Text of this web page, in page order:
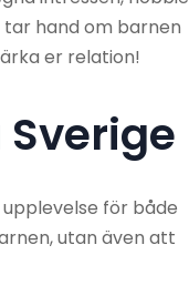
hand om barnen
er relation!
för både
utan även att